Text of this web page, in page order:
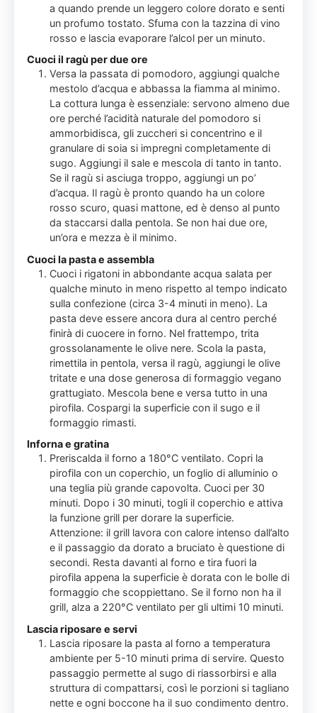
a quando prende un leggero colore dorato e senti
un profumo tostato. Sfuma con la tazzina di vino
rosso e lascia evaporare l’alcol per un minuto.
Cuoci il ragù per due ore
Versa la passata di pomodoro, aggiungi qualche
mestolo d’acqua e abbassa la fiamma al minimo.
La cottura lunga è essenziale: servono almeno due
ore perché l’acidità naturale del pomodoro si
ammorbidisca, gli zuccheri si concentrino e il
granulare di soia si impregni completamente di
sugo. Aggiungi il sale e mescola di tanto in tanto.
Se il ragù si asciuga troppo, aggiungi un po’
d’acqua. Il ragù è pronto quando ha un colore
rosso scuro, quasi mattone, ed è denso al punto
da staccarsi dalla pentola. Se non hai due ore,
un’ora e mezza è il minimo.
Cuoci la pasta e assembla
Cuoci i rigatoni in abbondante acqua salata per
qualche minuto in meno rispetto al tempo indicato
sulla confezione (circa 3-4 minuti in meno). La
pasta deve essere ancora dura al centro perché
finirà di cuocere in forno. Nel frattempo, trita
grossolanamente le olive nere. Scola la pasta,
rimettila in pentola, versa il ragù, aggiungi le olive
tritate e una dose generosa di formaggio vegano
grattugiato. Mescola bene e versa tutto in una
pirofila. Cospargi la superficie con il sugo e il
formaggio rimasti.
Inforna e gratina
Preriscalda il forno a 180°C ventilato. Copri la
pirofila con un coperchio, un foglio di alluminio o
una teglia più grande capovolta. Cuoci per 30
minuti. Dopo i 30 minuti, togli il coperchio e attiva
la funzione grill per dorare la superficie.
Attenzione: il grill lavora con calore intenso dall’alto
e il passaggio da dorato a bruciato è questione di
secondi. Resta davanti al forno e tira fuori la
pirofila appena la superficie è dorata con le bolle di
formaggio che scoppiettano. Se il forno non ha il
grill, alza a 220°C ventilato per gli ultimi 10 minuti.
Lascia riposare e servi
Lascia riposare la pasta al forno a temperatura
ambiente per 5-10 minuti prima di servire. Questo
passaggio permette al sugo di riassorbirsi e alla
struttura di compattarsi, così le porzioni si tagliano
nette e ogni boccone ha il suo condimento dentro.